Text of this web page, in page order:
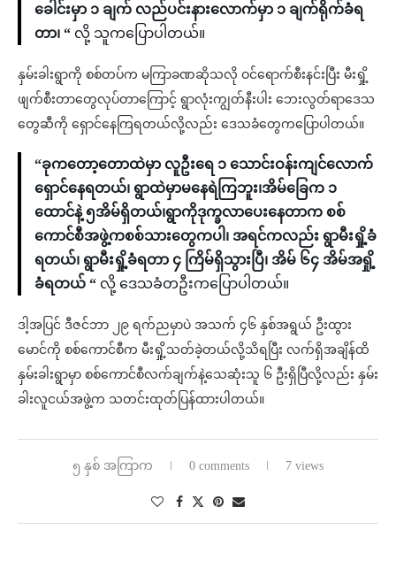
ခေါင်းမှာ ၁ ချက် လည်ပင်းနားလောက်မှာ ၁ ချက်ရိုက်ခံရ
တာ၊ “ လို့ သူကပြောပါတယ်။
နှမ်းခါးရွာကို စစ်တပ်က မကြာခဏဆိုသလို ဝင်ရောက်စီးနင်းပြီး မီးရှို့
ဖျက်စီးတာတွေလုပ်တာကြောင့် ရွာလုံးကျွတ်နီးပါး ဘေးလွတ်ရာဒေသ
တွေဆီကို ရှောင်နေကြရတယ်လို့လည်း ဒေသခံတွေကပြောပါတယ်။
“ခုကတော့တောထဲမှာ လူဦးရေ ၁ သောင်းဝန်းကျင်လောက်
ရှောင်နေရတယ်၊ ရွာထဲမှာမနေရဲကြဘူး၊အိမ်ခြေက ၁
ထောင်နဲ့ ၅အိမ်ရှိတယ်၊ရွာကိုဒုက္ခလာပေးနေတာက စစ်
ကောင်စီအဖွဲ့ကစစ်သားတွေကပါ၊ အရင်ကလည်း ရွာမီးရှို့ခံ
ရတယ်၊ ရွာမီးရှို့ခံရတာ ၄ ကြိမ်ရှိသွားပြီ၊ အိမ် ၆၄ အိမ်အရှို့
ခံရတယ် “ လို့ ဒေသခံတဦးကပြောပါတယ်။
ဒါ့အပြင် ဒီဇင်ဘာ ၂၉ ရက်ညမှာပဲ အသက် ၄၆ နှစ်အရွယ် ဦးထွား
မောင်ကို စစ်ကောင်စီက မီးရှို့သတ်ခဲ့တယ်လို့သိရပြီး လက်ရှိအချိန်ထိ
နှမ်းခါးရွာမှာ စစ်ကောင်စီလက်ချက်နဲ့သေဆုံးသူ ၆ ဦးရှိပြီလို့လည်း နှမ်း
ခါးလူငယ်အဖွဲ့က သတင်းထုတ်ပြန်ထားပါတယ်။
၅ နှစ် အကြာက 0 comments 7 views